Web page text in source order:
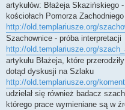
artykułów: Błażeja
kościołach Pomorza
http://old.templariusze.org/
Szachownice - próba interpretacji
http://old.templariusze.org/
artykułu Błażeja, które
dotąd dyskusji na Szlaku
http://old.templariusze.org/
udzielał się również badacz
którego prace wymieniane są w